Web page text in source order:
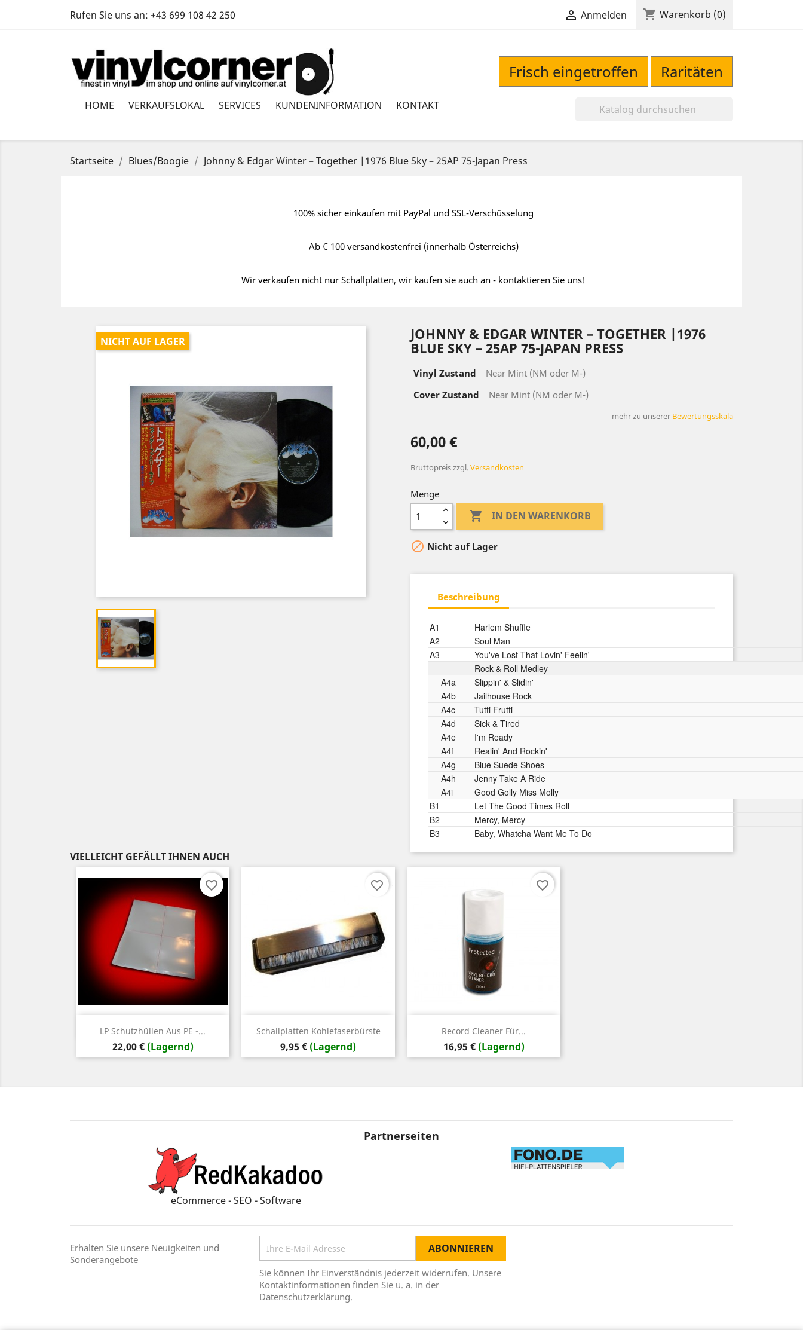
Rufen Sie uns an: +43 699 108 42 250  Anmelden shopping_cart Warenkorb (0)
Frisch eingetroffen Raritäten
HOME VERKAUFSLOKAL SERVICES KUNDENINFORMATION KONTAKT
Startseite Blues/Boogie Johnny & Edgar Winter – Together |1976 Blue Sky – 25AP 75-Japan Press
100% sicher einkaufen mit PayPal und SSL-Verschüsselung
Ab € 100 versandkostenfrei (innerhalb Österreichs)
Wir verkaufen nicht nur Schallplatten, wir kaufen sie auch an - kontaktieren Sie uns!
NICHT AUF LAGER
JOHNNY & EDGAR WINTER – TOGETHER |1976
BLUE SKY – 25AP 75-JAPAN PRESS
Vinyl Zustand
Near Mint (NM oder M-)
Cover Zustand
Near Mint (NM oder M-)
mehr zu unserer Bewertungsskala
60,00 €
Bruttopreiszzgl.Versandkosten
Menge
 IN DEN WARENKORB
 Nicht auf Lager
Beschreibung
A1
Harlem Shuffle
A2
Soul Man
A3
You've Lost That Lovin' Feelin'
Rock & Roll Medley
A4a
Slippin' & Slidin'
A4b
Jailhouse Rock
A4c
Tutti Frutti
A4d
Sick & Tired
A4e
I'm Ready
A4f
Realin' And Rockin'
A4g
Blue Suede Shoes
A4h
Jenny Take A Ride
A4i
Good Golly Miss Molly
B1
Let The Good Times Roll
B2
Mercy, Mercy
B3
Baby, Whatcha Want Me To Do
VIELLEICHT GEFÄLLT IHNEN AUCH
LP Schutzhüllen Aus PE -...
Preis
22,00 € (Lagernd)
Vorschau
favorite_border
Schallplatten Kohlefaserbürste
Preis
9,95 € (Lagernd)
Vorschau
favorite_border
Record Cleaner Für...
Preis
16,95 € (Lagernd)
Vorschau
favorite_border
Partnerseiten
eCommerce - SEO - Software
Erhalten Sie unsere Neuigkeiten und
Sonderangebote
Sie können Ihr Einverständnis jederzeit widerrufen. Unsere
Kontaktinformationen finden Sie u. a. in der
Datenschutzerklärung.